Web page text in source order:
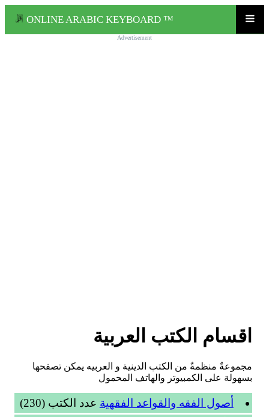
ONLINE ARABIC KEYBOARD ™
Advertisement
اقسام الكتب العربية
مجموعةٌ منظمةٌ من الكتب الدينية و العربیه يمكن تصفحها
بسهولة على الكمبيوتر والهاتف المحمول
أصول الفقه والقواعد الفقهية عدد الكتب (230)